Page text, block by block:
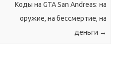
Коды на GTA San Andreas: на
оружие, на бессмертие, на
деньги →